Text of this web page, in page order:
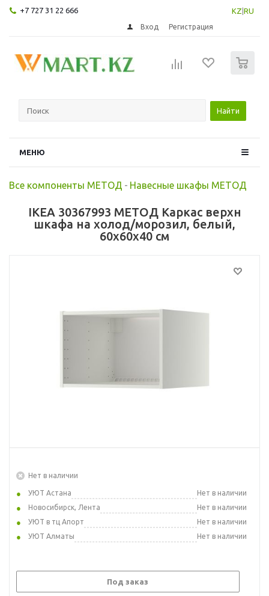
+7 727 31 22 666 KZ RU
Вход Регистрация
Найти
МЕНЮ
Все компоненты МЕТОД - Навесные шкафы МЕТОД
IKEA 30367993 МЕТОД Каркас верхн
шкафа на холод/морозил, белый,
60x60x40 см
Нет в наличии
УЮТ Астана
Нет в наличии
Новосибирск, Лента
Нет в наличии
УЮТ в тц Апорт
Нет в наличии
УЮТ Алматы
Нет в наличии
Под заказ